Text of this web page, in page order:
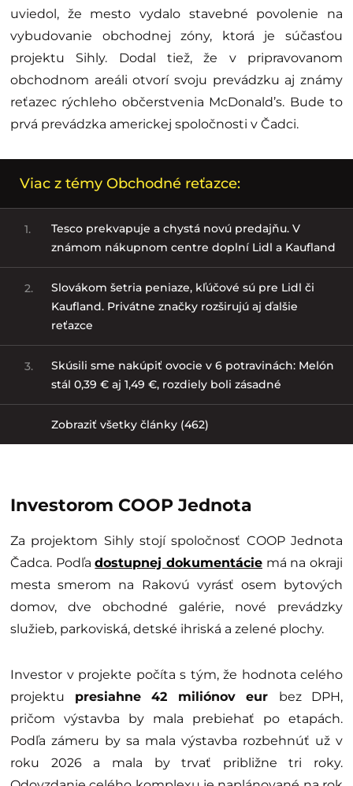
uviedol, že mesto vydalo stavebné povolenie na
vybudovanie obchodnej zóny, ktorá je súčasťou
projektu Sihly. Dodal tiež, že v pripravovanom
obchodnom areáli otvorí svoju prevádzku aj známy
reťazec rýchleho občerstvenia McDonald’s. Bude to
prvá prevádzka americkej spoločnosti v Čadci.
Viac z témy Obchodné reťazce:
1.
Tesco prekvapuje a chystá novú predajňu. V
známom nákupnom centre doplní Lidl a Kaufland
2.
Slovákom šetria peniaze, kľúčové sú pre Lidl či
Kaufland. Privátne značky rozširujú aj ďalšie
reťazce
3.
Skúsili sme nakúpiť ovocie v 6 potravinách: Melón
stál 0,39 € aj 1,49 €, rozdiely boli zásadné
Zobraziť všetky články (462)
Investorom COOP Jednota
Za projektom Sihly stojí spoločnosť COOP Jednota
Čadca. Podľadostupnej dokumentácie má na okraji
mesta smerom na Rakovú vyrásť osem bytových
domov, dve obchodné galérie, nové prevádzky
služieb, parkoviská, detské ihriská a zelené plochy.
Investor v projekte počíta s tým, že hodnota celého
projektu presiahne 42 miliónov eur bez DPH,
pričom výstavba by mala prebiehať po etapách.
Podľa zámeru by sa mala výstavba rozbehnúť už v
roku 2026 a mala by trvať približne tri roky.